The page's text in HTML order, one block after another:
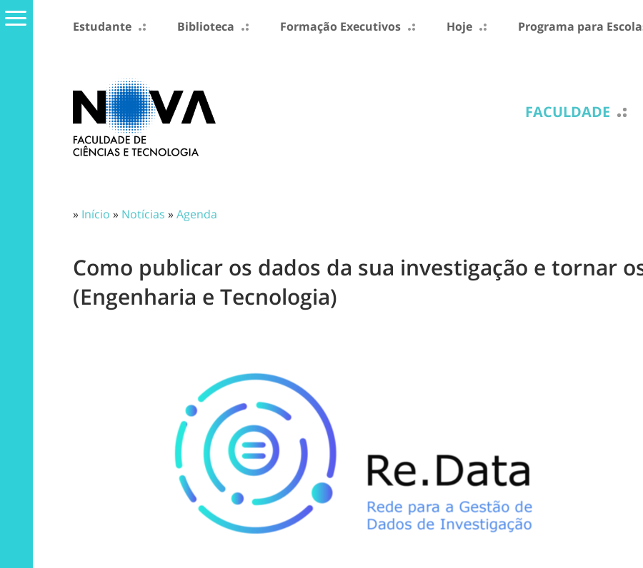
Estudante Biblioteca Formação Executivos Hoje Programa para
FACULDADE
» Início » Notícias »Agenda
Como publicar os dados da sua investigação e tornar
(Engenharia e Tecnologia)